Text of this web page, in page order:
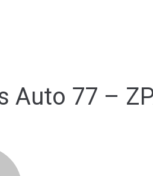
Auto 77 –